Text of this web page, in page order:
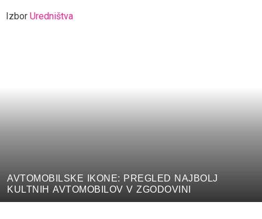
Izbor Uredništva
AVTOMOBILSKE IKONE: PREGLED NAJBOLJ
KULTNIH AVTOMOBILOV V ZGODOVINI